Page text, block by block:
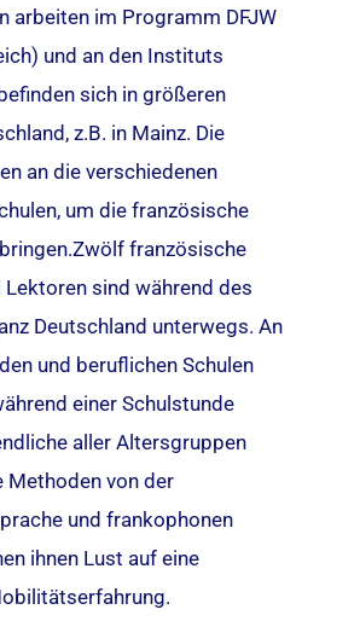
arbeiten im Programm DFJW
und an den Instituts
sich in größeren
z.B. in Mainz. Die
an die verschiedenen
um die französische
französische
Lektoren sind während des
Deutschland unterwegs. An
und beruflichen Schulen
einer Schulstunde
aller Altersgruppen
Methoden von der
und frankophonen
ihnen Lust auf eine